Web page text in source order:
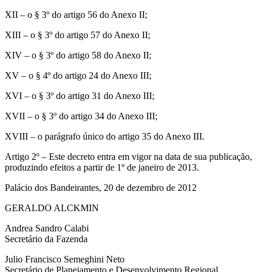
XII – o § 3º do artigo 56 do Anexo II;
XIII – o § 3º do artigo 57 do Anexo II;
XIV – o § 3º do artigo 58 do Anexo II;
XV – o § 4º do artigo 24 do Anexo III;
XVI – o § 3º do artigo 31 do Anexo III;
XVII – o § 3º do artigo 34 do Anexo III;
XVIII – o parágrafo único do artigo 35 do Anexo III.
Artigo 2º – Este decreto entra em vigor na data de sua publicação,
produzindo efeitos a partir de 1º de janeiro de 2013.
Palácio dos Bandeirantes, 20 de dezembro de 2012
GERALDO ALCKMIN
Andrea Sandro Calabi
Secretário da Fazenda
Julio Francisco Semeghini Neto
Secretário de Planejamento e Desenvolvimento Regional